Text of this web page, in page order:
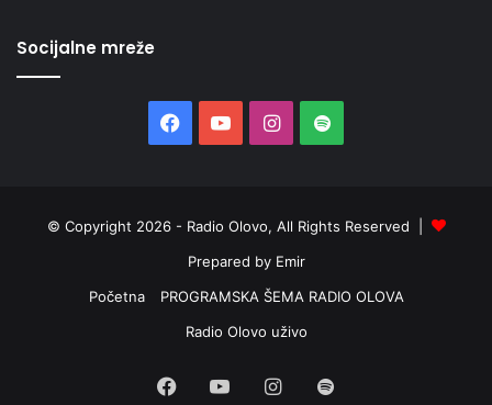
Socijalne mreže
Facebook
YouTubeInstagram
Spotify
© Copyright 2026 - Radio Olovo, All Rights Reserved |
Prepared by Emir
Početna
PROGRAMSKA ŠEMA RADIO OLOVA
Radio Olovo uživo
Facebook
YouTubeInstagram
Spotify